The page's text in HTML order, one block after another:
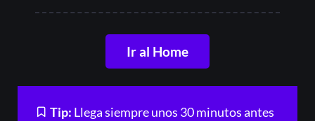
Ir al Home
Tip: Llega siempre unos 30 minutos antes